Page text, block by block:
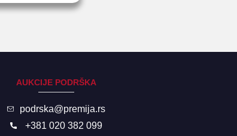
AUKCIJE PODRŠKA
podrska@premija.rs
+381 020 382 099